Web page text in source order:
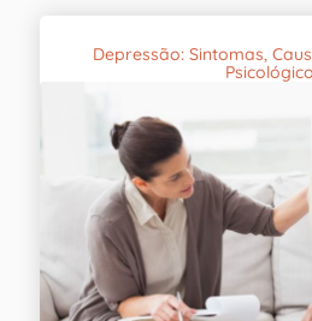
Depressão: Sintomas,
Psicológico